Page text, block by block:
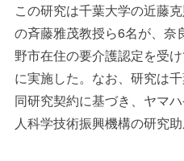
この研究は千葉大学の近藤
の斉藤雅茂教授ら6名が、奈
野市在住の要介護認定を受
に実施した。なお、研究は
同研究契約に基づき、ヤマ
人科学技術振興機構の研究